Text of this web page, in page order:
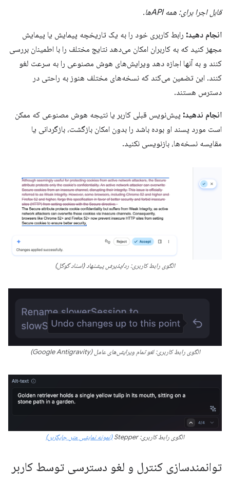
قابل اجرا برای: همه APIها.
انجام دهید: رابط کاربری خود را به یک تاریخچه پیمایش یا پیمایش
مجهز کنید که به کاربران امکان می‌دهد نتایج مختلف را با اطمینان بررسی
کنند و به آنها اجازه دهد ویرایش‌های هوش مصنوعی را به سرعت لغو
کنند. این تضمین می‌کند که نسخه‌های مختلف هنوز به راحتی در
دسترس هستند.
انجام ندهید: پیش‌نویس قبلی کاربر یا نتیجه هوش مصنوعی که ممکن
است مورد پسند او بوده باشد را بدون امکان بازگشت، بازگردانی یا
مقایسه نسخه‌ها، بازنویسی نکنید.
الگوی رابط کاربری: رد/پذیرش پیشنهاد (اسناد گوگل)
الگوی رابط کاربری: لغو تمام ویرایش‌های عامل (Google Antigravity)
الگوی رابط کاربری: Stepper (نمونه نمایشی متن جایگزین)
توانمندسازی کنترل و لغو دسترسی توسط کاربر